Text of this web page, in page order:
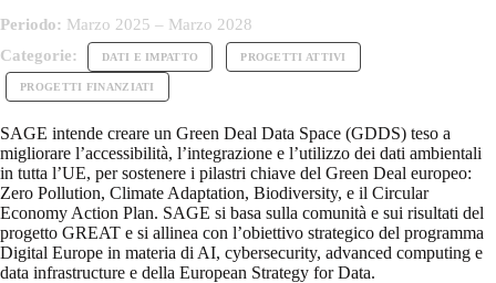
Periodo: Marzo 2025 – Marzo 2028
Categorie:
DATI E IMPATTO PROGETTI ATTIVI
PROGETTI FINANZIATI
SAGE intende creare un Green Deal Data Space (GDDS) teso a
migliorare l’accessibilità, l’integrazione e l’utilizzo dei dati ambientali
in tutta l’UE, per sostenere i pilastri chiave del Green Deal europeo:
Zero Pollution, Climate Adaptation, Biodiversity, e il Circular
Economy Action Plan. SAGE si basa sulla comunità e sui risultati del
progetto GREAT e si allinea con l’obiettivo strategico del programma
Digital Europe in materia di AI, cybersecurity, advanced computing e
data infrastructure e della European Strategy for Data.